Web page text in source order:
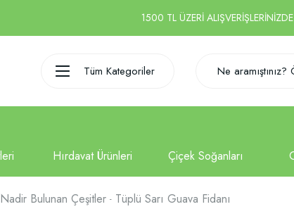
1500 TL ÜZERİ ALIŞVERİŞLERİNİZDE
Tüm Kategoriler
Nadir Bulunan Çeşitler Tüplü Sarı Guava Fidanı